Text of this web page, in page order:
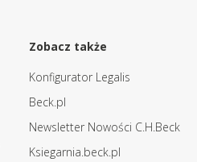
Zobacz także
Konfigurator Legalis
Beck.pl
Newsletter Nowości C.H.Beck
Ksiegarnia.beck.pl